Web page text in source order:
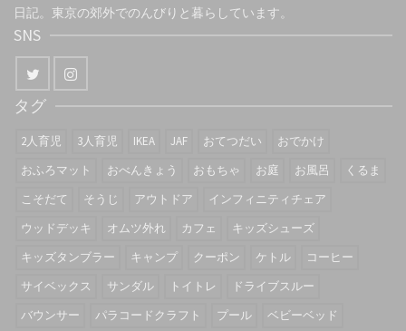
日記。東京の郊外でのんびりと暮らしています。
SNS
タグ
2人育児 3人育児 IKEA JAF おてつだい
おでかけ
おふろマット
おべんきょう おもちゃ お庭 お風呂
くるま
こそだて
そうじ アウトドア
インフィニティチェア
ウッドデッキ
オムツ外れ カフェ
キッズシューズ
キッズタンブラー
キャンプ クーポン ケトル
コーヒー
サイベックス
サンダル トイトレ
ドライブスルー
バウンサー
パラコードクラフト プール ベビーベッド